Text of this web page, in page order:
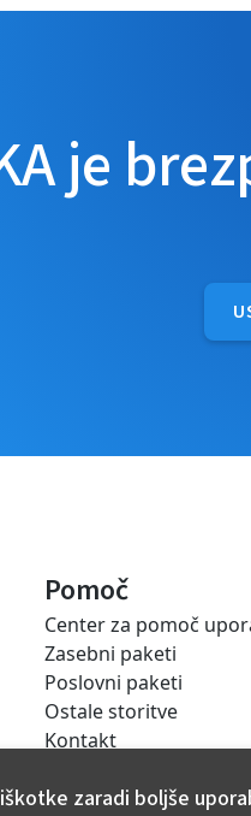
je
Pomoč
Center za pomoč
Zasebni paketi
Poslovni paketi
Ostale storitve
Kontakt
zaradi boljše